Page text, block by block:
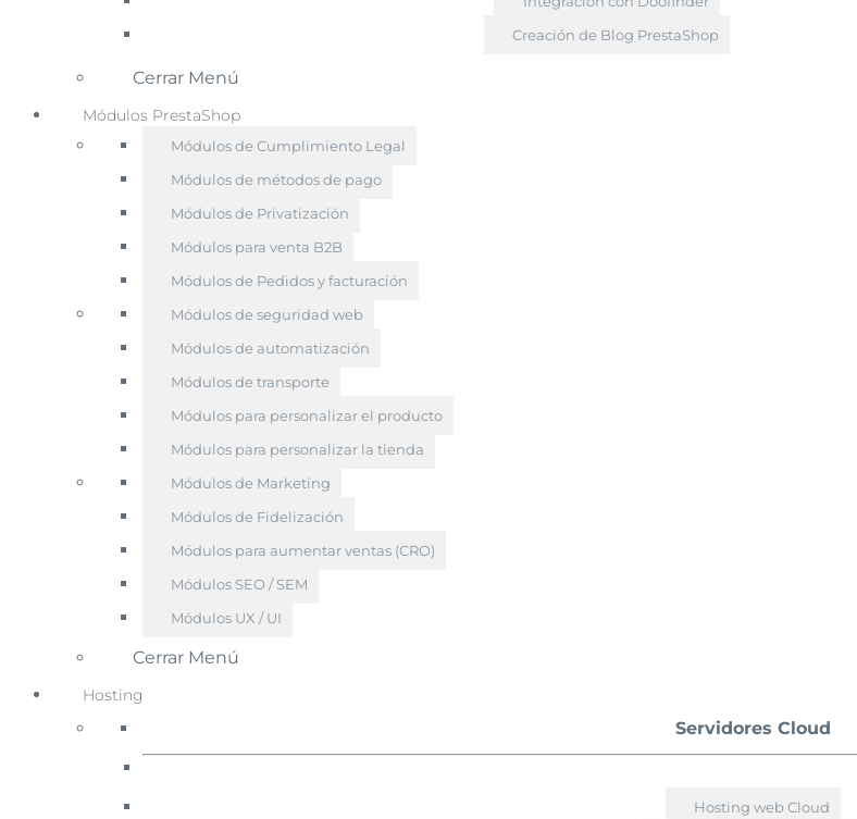
Creación de Blog PrestaShop
Cerrar Menú
Módulos PrestaShop
Módulos de Cumplimiento Legal
Módulos de métodos de pago
Módulos de Privatización
Módulos para venta B2B
Módulos de Pedidos y facturación
Módulos de seguridad web
Módulos de automatización
Módulos de transporte
Módulos para personalizar el producto
Módulos para personalizar la tienda
Módulos de Marketing
Módulos de Fidelización
Módulos para aumentar ventas (CRO)
Módulos SEO / SEM
Módulos UX / UI
Cerrar Menú
Hosting
Servidores Cloud
Hosting web Cloud